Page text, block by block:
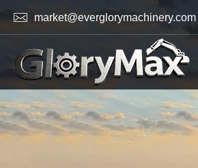
 market@everglorymachinery.com